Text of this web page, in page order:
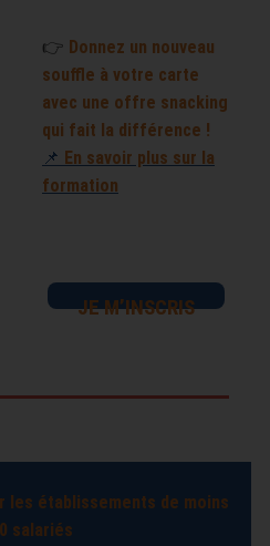
👉 Donnez un nouveau
souffle à votre carte
avec une offre snacking
qui fait la différence !
📌 En savoir plus sur la
formation
JE M’INSCRIS
les établissements de moins
salariés